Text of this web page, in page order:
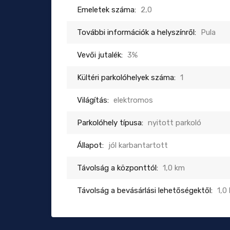
Emeletek száma: 2,0
További információk a helyszínről: Pula
Vevői jutalék: 3%
Kültéri parkolóhelyek száma: 1
Világítás: elektromos
Parkolóhely típusa: nyitott parkoló
Állapot: jól karbantartott
Távolság a központtól: 1,0 km
Távolság a bevásárlási lehetőségektől: 1,0